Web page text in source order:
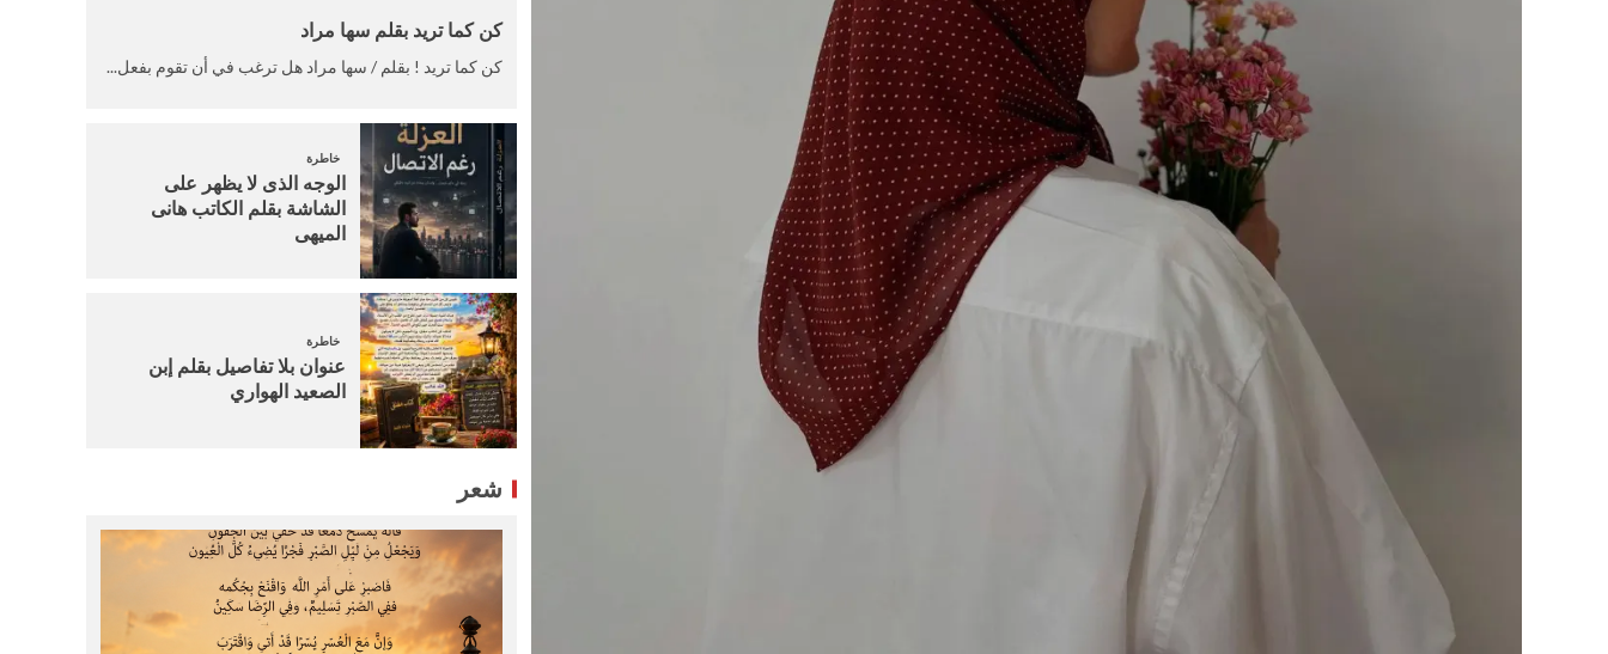
كن كما تريد بقلم سها مراد
كن كما تريد ! بقلم / سها مراد هل ترغب في أن تقوم بفعل...
خاطرة
الوجه الذى لا يظهر على
الشاشة بقلم الكاتب هانى
الميهى
خاطرة
عنوان بلا تفاصيل بقلم إبن
الصعيد الهواري
شعر